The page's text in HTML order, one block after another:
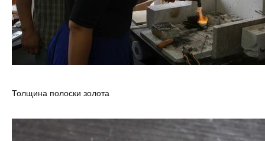
Толщина полоски золота